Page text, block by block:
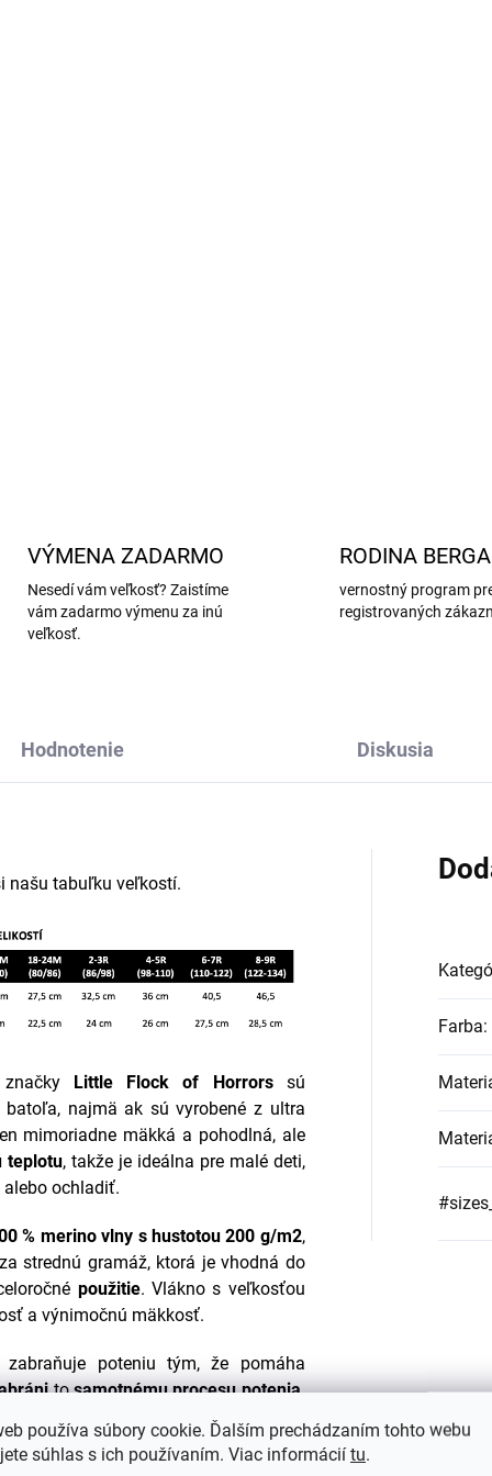
používa súbory cookie. Ďalším prechádzaním tohto webu
súhlas s ich používaním. Viac informácií tu.
VÝMENA ZADARMO
Nesedí vám veľkosť? Zaistíme
vám zadarmo výmenu za inú
veľkosť.
RODINA
vernostný program
registrovaných
Hodnotenie Diskusia
našu tabuľku veľkostí.
Little Flock of Horrors sú
najmä ak sú vyrobené z ultra
mimoriadne mäkká a pohodlná, ale
teplotu, takže je ideálna pre malé deti,
alebo ochladiť.
% merino vlny s hustotou 200 g/m2,
strednú gramáž, ktorá je vhodná do
použitie. Vlákno s veľkosťou
a výnimočnú mäkkosť.
poteniu tým, že pomáha
tosamotnému procesu potenia,
teploty
maximálne pohodlie a tepelný
Farba: